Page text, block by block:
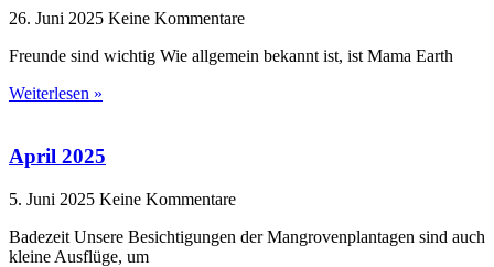
26. Juni 2025 Keine Kommentare
Freunde sind wichtig Wie allgemein bekannt ist, ist Mama Earth
Weiterlesen »
April 2025
5. Juni 2025 Keine Kommentare
Badezeit Unsere Besichtigungen der Mangrovenplantagen sind auch
kleine Ausflüge, um